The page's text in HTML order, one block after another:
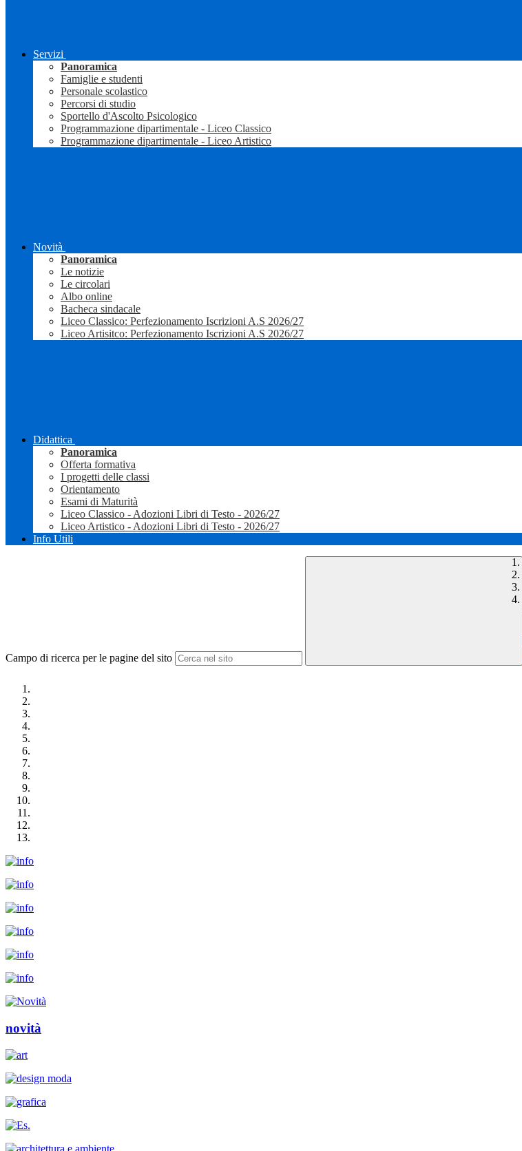
Servizi
Panoramica
Famiglie e studenti
Personale scolastico
Percorsi di studio
Sportello d'Ascolto Psicologico
Programmazione dipartimentale - Liceo Classico
Programmazione dipartimentale - Liceo Artistico
Novità
Panoramica
Le notizie
Le circolari
Albo online
Bacheca sindacale
Liceo Classico: Perfezionamento Iscrizioni A.S 2026/27
Liceo Artisitco: Perfezionamento Iscrizioni A.S 2026/27
Didattica
Panoramica
Offerta formativa
I progetti delle classi
Orientamento
Esami di Maturità
Liceo Classico - Adozioni Libri di Testo - 2026/27
Liceo Artistico - Adozioni Libri di Testo - 2026/27
Info Utili
Campo di ricerca per le pagine del sito
novità